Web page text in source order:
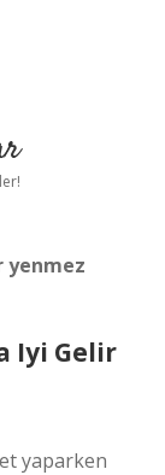
yenmez
Iyi Gelir
yaparken